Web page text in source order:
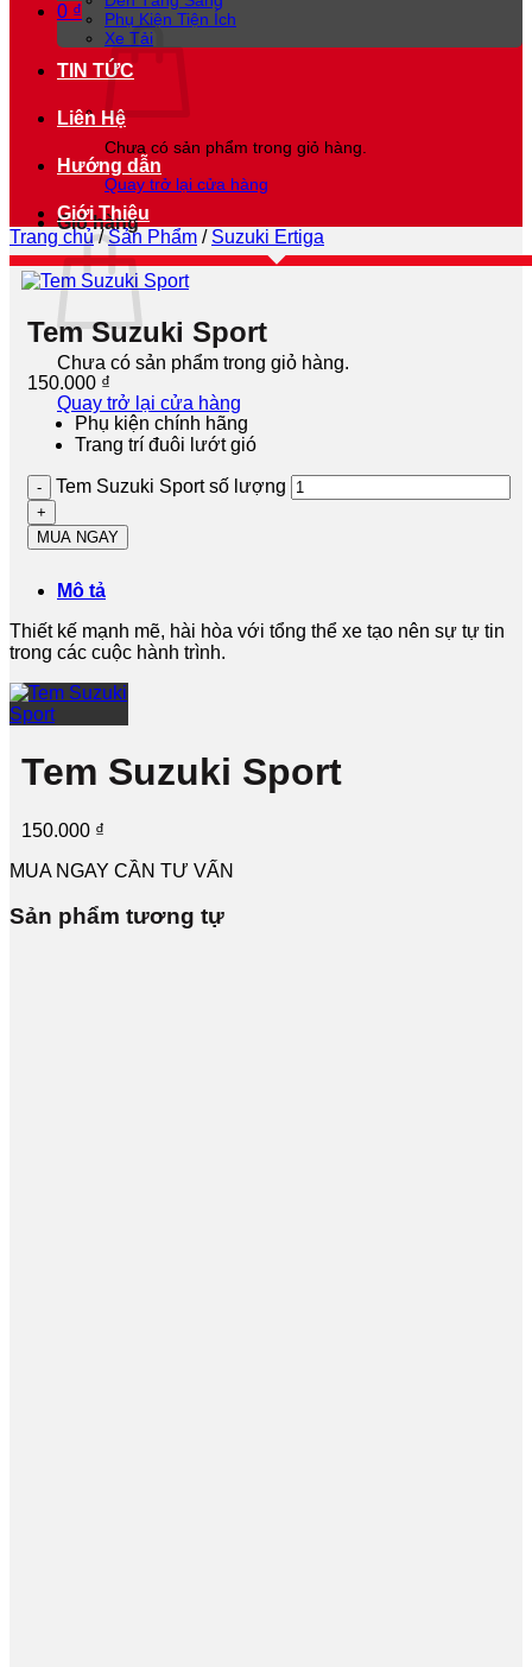
0 ₫
Chưa có sản phẩm trong giỏ hàng.
Quay trở lại cửa hàng
Giỏ hàng
Chưa có sản phẩm trong giỏ hàng.
Quay trở lại cửa hàng
Phụ Kiện Tiện Ích
Xe Tải
TIN TỨC
Liên Hệ
Hướng dẫn
Giới Thiệu
Trang chủ / Sản Phẩm / Suzuki Ertiga
Tem Suzuki Sport
150.000 ₫
Phụ kiện chính hãng
Trang trí đuôi lướt gió
Tem Suzuki Sport số lượng
MUA NGAY
Mô tả
Thiết kế mạnh mẽ, hài hòa với tổng thể xe tạo nên sự tự tin
trong các cuộc hành trình.
Tem Suzuki Sport
150.000 ₫
MUA NGAY CẦN TƯ VẤN
Sản phẩm tương tự